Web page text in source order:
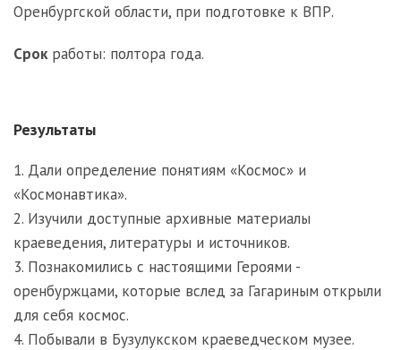
Оренбургской области, при подготовке к ВПР.
Срокработы: полтора года.
Результаты
1. Дали определение понятиям «Космос» и
«Космонавтика».
2. Изучили доступные архивные материалы
краеведения, литературы и источников.
3. Познакомились с настоящими Героями -
оренбуржцами, которые вслед за Гагариным открыли
для себя космос.
4. Побывали в Бузулукском краеведческом музее.